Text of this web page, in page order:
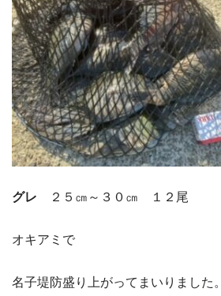
グレ ２５㎝～３０㎝ １２尾
オキアミで
名子堤防盛り上がってまいりました。